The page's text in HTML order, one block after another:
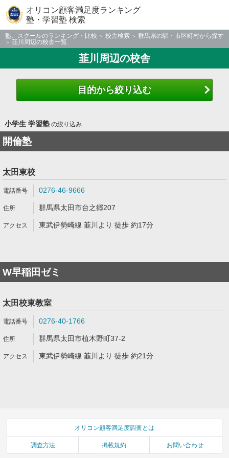
オリコン顧客満足度ランキング
塾・学習塾 検索
塾、スクールのランキング・比較 校舎検索
群馬県の駅・市区町村から探す
韮川周辺の校舎一覧
韮川周辺の校舎
目的から絞り込む
小学生 学習塾の絞り込み
開倫塾
太田東校
0276-46-9666
群馬県太田市台之郷207
東武伊勢崎線 韮川より 徒歩 約17分
W早稲田ゼミ
太田校東教室
0276-40-1766
群馬県太田市植木野町37-2
東武伊勢崎線 韮川より 徒歩 約21分
オリコン顧客満足度調査とは
調査方法 掲載規約 お問い合わせ